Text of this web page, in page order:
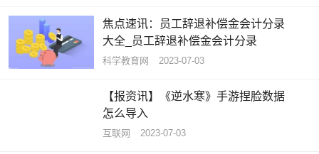
焦点速讯：员工辞退补偿金会计分录
大全_员工辞退补偿金会计分录
科学教育网 2023-07-03
【报资讯】《逆水寒》手游捏脸数据
怎么导入
互联网 2023-07-03